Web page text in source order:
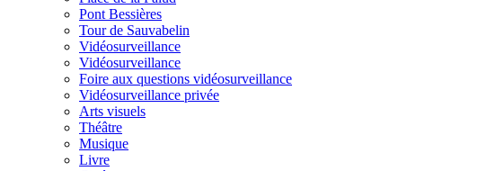
Pont Bessières
Tour de Sauvabelin
Vidéosurveillance
Vidéosurveillance
Foire aux questions vidéosurveillance
Vidéosurveillance privée
Arts visuels
Théâtre
Musique
Livre